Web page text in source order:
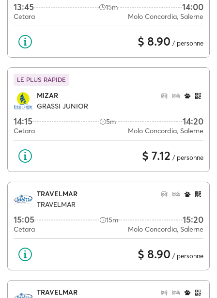
13:45 15m 14:00
Cetara Molo Concordia, Salerne
$ 8.90 / personne
LE PLUS RAPIDE
MIZAR
GRASSI JUNIOR
14:15 5m 14:20
Cetara Molo Concordia, Salerne
$ 7.12 / personne
TRAVELMAR
TRAVELMAR
15:05 15m 15:20
Cetara Molo Concordia, Salerne
$ 8.90 / personne
TRAVELMAR